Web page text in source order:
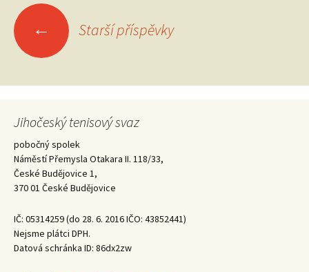
Navigace
pro
příspěvky
← Starší příspěvky
Jihočeský tenisový svaz
pobočný spolek
Náměstí Přemysla Otakara II. 118/33,
České Budějovice 1,
370 01 České Budějovice
IČ: 05314259 (do 28. 6. 2016 IČO: 43852441)
Nejsme plátci DPH.
Datová schránka ID: 86dx2zw